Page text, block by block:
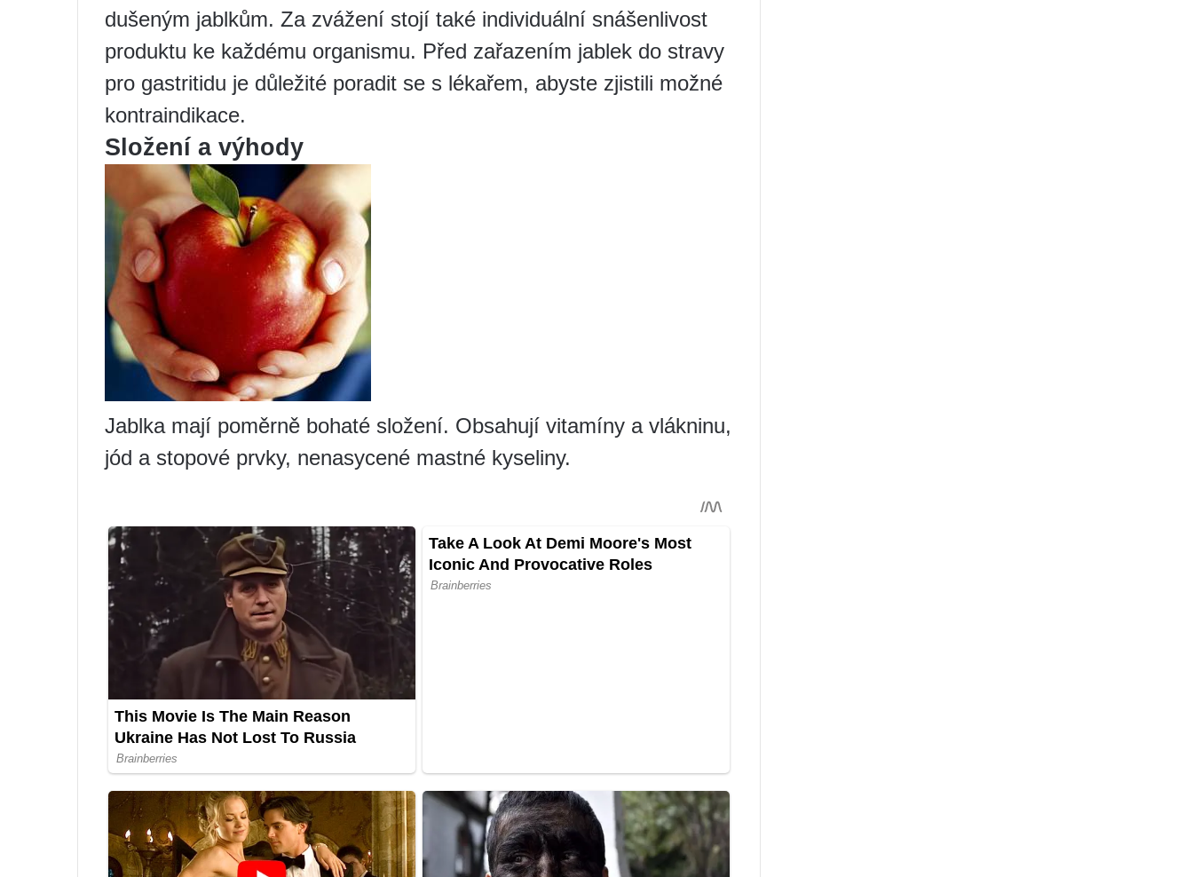
dušeným jablkům. Za zvážení stojí také individuální snášenlivost
produktu ke každému organismu. Před zařazením jablek do stravy
pro gastritidu je důležité poradit se s lékařem, abyste zjistili možné
kontraindikace.
Složení a výhody
Jablka mají poměrně bohaté složení. Obsahují vitamíny a vlákninu,
jód a stopové prvky, nenasycené mastné kyseliny.